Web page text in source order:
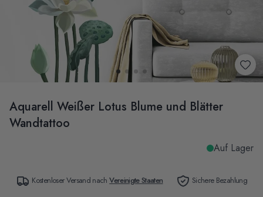
Aquarell Weißer Lotus Blume und Blätter
Wandtattoo
Auf Lager
Kostenloser Versand nachVereinigte Staaten Sichere Bezahlung